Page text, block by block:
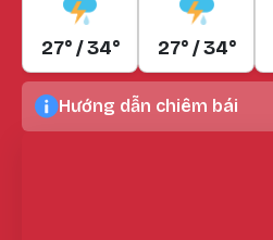
27° / 34° 27° / 34°
Hướng dẫn chiêm bái